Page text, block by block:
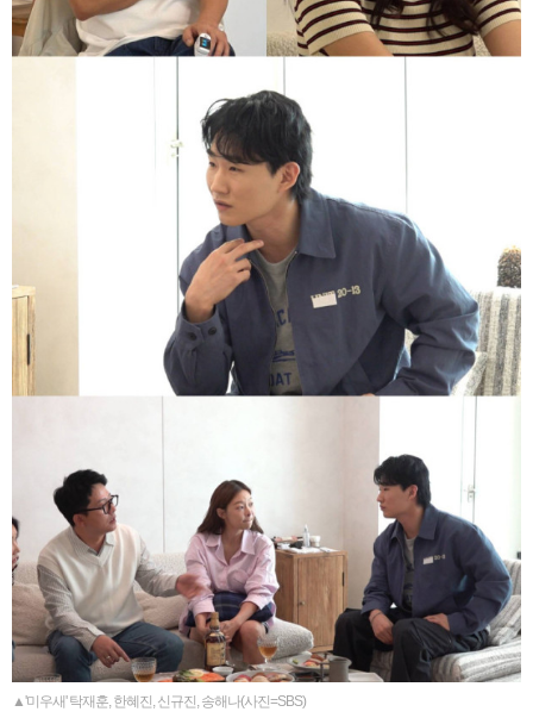
▲'미우새' 탁재훈, 한혜진, 신규진, 송해나(사진=SBS)